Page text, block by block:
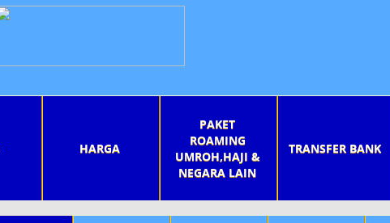
HARGA
PAKET
ROAMING
UMROH,HAJI &
NEGARA LAIN
TRANSFER BANK